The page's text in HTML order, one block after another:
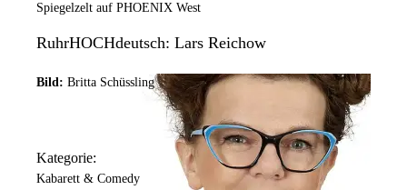
Spiegelzelt auf PHOENIX West
RuhrHOCHdeutsch: Lars Reichow
Bild: Britta Schüssling
Kategorie:
Kabarett & Comedy